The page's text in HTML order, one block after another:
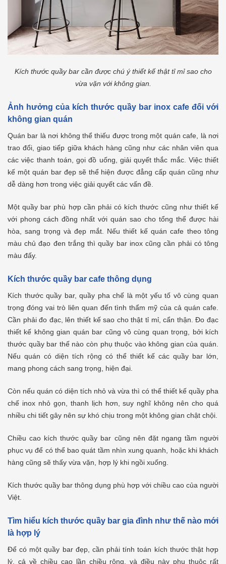
Kích thước quầy bar cần được chú ý thiết kế thật tỉ mỉ sao cho
vừa vặn với không gian.
Ảnh hưởng của kích thước quầy bar inox cafe đối với
không gian quán
Quán bar là nơi không thể thiếu được trong một quán cafe, là nơi
trao đổi, giao tiếp giữa khách hàng cũng như các nhân viên qua
các việc thanh toán, gọi đồ uống, giải quyết thắc mắc. Việc thiết
kế một quán bar đẹp sẽ thể hiện được đẳng cấp quán cũng như
dễ dàng hơn trong việc giải quyết các vấn đề.
Một quầy bar phù hợp cần phải có kích thước cũng như thiết kế
với phong cách đồng nhất với quán sao cho tổng thể được hài
hòa, sang trọng và đẹp mắt. Nếu thiết kế quán cafe theo tông
màu chủ đạo đen trắng thì quầy bar inox cũng cần phải có tông
màu đấy.
Kích thước quầy bar cafe thông dụng
Kích thước quầy bar, quầy pha chế là một yếu tố vô cùng quan
trọng đóng vai trò liên quan đến tình thẩm mỹ của cả quán cafe.
Cần phải đo đạc, lên thiết kế sao cho thật tỉ mỉ, cẩn thận. Đo đạc
thiết kế không gian quán bar cũng vô cùng quan trọng, bởi kích
thước quầy bar thế nào còn phụ thuộc vào không gian của quán.
Nếu quán có diện tích rộng có thể thiết kế các quầy bar lớn,
mang phong cách sang trọng, hiện đại.
Còn nếu quán có diện tích nhỏ và vừa thì có thể thiết kế quầy pha
chế inox nhỏ gọn, thanh lịch hơn, suy nghĩ không nên cho quá
nhiều chi tiết gây nên sự khó chịu trong một không gian chật chội.
Chiều cao kích thước quầy bar cũng nên đặt ngang tầm người
phục vụ để có thể bao quát tầm nhìn xung quanh, hoặc khi khách
hàng cũng sẽ thấy vừa vặn, hợp lý khi ngồi xuống.
Kích thước quầy bar thông dụng phù hợp với chiều cao của người
Việt.
Tìm hiểu kích thước quầy bar gia đình như thế nào mới
là hợp lý
Để có một quầy bar đẹp, cần phải tính toán kích thước thật hợp
lý, cả về chiều cao lần chiều rộng, và điều này phụ thuộc rất